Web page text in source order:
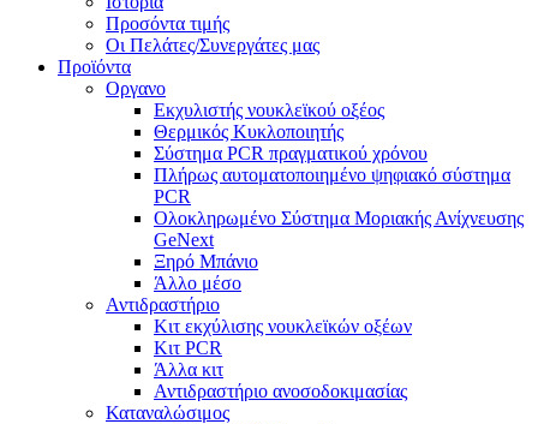
Προσόντα τιμής
Οι Πελάτες/Συνεργάτες μας
Προϊόντα
Οργανο
Εκχυλιστής νουκλεϊκού οξέος
Θερμικός Κυκλοποιητής
Σύστημα PCR πραγματικού χρόνου
Πλήρως αυτοματοποιημένο ψηφιακό σύστημα
PCR
Ολοκληρωμένο Σύστημα Μοριακής Ανίχνευσης
GeNext
Ξηρό Μπάνιο
Άλλο μέσο
Αντιδραστήριο
Κιτ εκχύλισης νουκλεϊκών οξέων
Κιτ PCR
Άλλα κιτ
Αντιδραστήριο ανοσοδοκιμασίας
Καταναλώσιμος